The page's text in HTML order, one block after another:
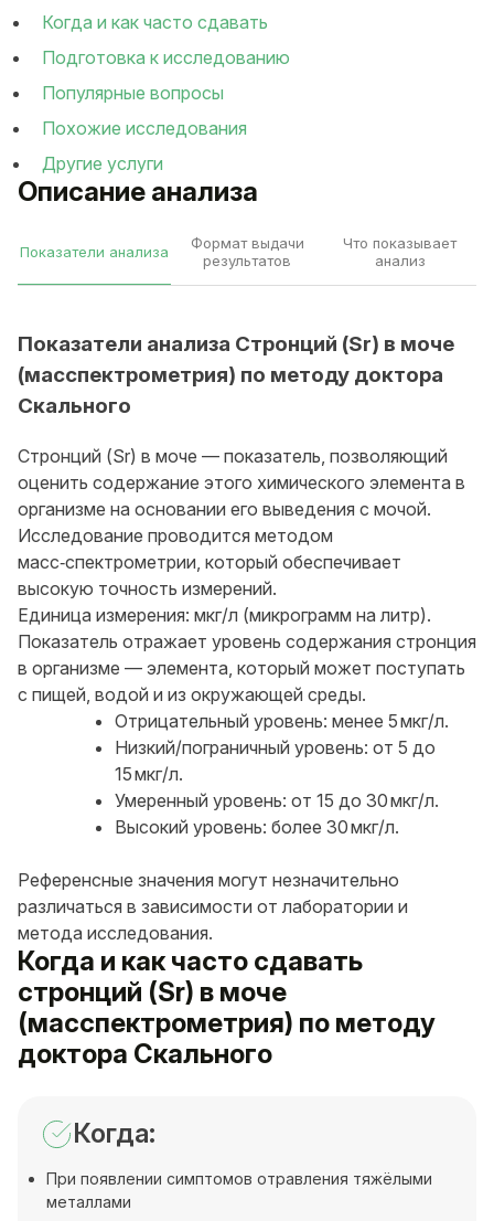
Описание анализа
Показатели анализа
Формат выдачи
результатов
Что показывает
анализ
Показатели анализа Стронций (Sr) в моче
(масспектрометрия) по методу доктора
Скального
Стронций (Sr) в моче — показатель, позволяющий
оценить содержание этого химического элемента в
организме на основании его выведения с мочой.
Исследование проводится методом
масс‑спектрометрии, который обеспечивает
высокую точность измерений.
Единица измерения: мкг/л (микрограмм на литр).
Показатель отражает уровень содержания стронция
в организме — элемента, который может поступать
с пищей, водой и из окружающей среды.
Отрицательный уровень: менее 5 мкг/л.
Низкий/пограничный уровень: от 5 до
15 мкг/л.
Умеренный уровень: от 15 до 30 мкг/л.
Высокий уровень: более 30 мкг/л.
Референсные значения могут незначительно
различаться в зависимости от лаборатории и
метода исследования.
Когда и как часто сдавать
стронций (Sr) в моче
(масспектрометрия) по методу
доктора Скального
Когда:
При появлении симптомов отравления тяжёлыми
металлами
Когда и как часто сдавать
Подготовка к исследованию
Популярные вопросы
Похожие исследования
Другие услуги